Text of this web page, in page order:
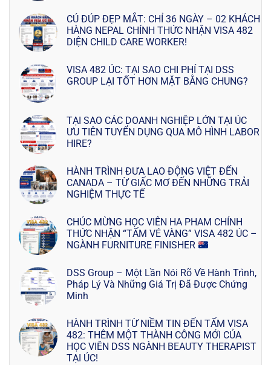
CÚ ĐÚP ĐẸP MẮT: CHỈ 36 NGÀY – 02 KHÁCH
HÀNG NEPAL CHÍNH THỨC NHẬN VISA 482
DIỆN CHILD CARE WORKER!
VISA 482 ÚC: TẠI SAO CHI PHÍ TẠI DSS
GROUP LẠI TỐT HƠN MẶT BẰNG CHUNG?
TẠI SAO CÁC DOANH NGHIỆP LỚN TẠI ÚC
ƯU TIÊN TUYỂN DỤNG QUA MÔ HÌNH LABOR
HIRE?
HÀNH TRÌNH ĐƯA LAO ĐỘNG VIỆT ĐẾN
CANADA – TỪ GIẤC MƠ ĐẾN NHỮNG TRẢI
NGHIỆM THỰC TẾ
CHÚC MỪNG HỌC VIÊN HA PHAM CHÍNH
THỨC NHẬN “TẤM VÉ VÀNG” VISA 482 ÚC –
NGÀNH FURNITURE FINISHER
DSS Group – Một Lần Nói Rõ Về Hành Trình,
Pháp Lý Và Những Giá Trị Đã Được Chứng
Minh
HÀNH TRÌNH TỪ NIỀM TIN ĐẾN TẤM VISA
482: THÊM MỘT THÀNH CÔNG MỚI CỦA
HỌC VIÊN DSS NGÀNH BEAUTY THERAPIST
TẠI ÚC!